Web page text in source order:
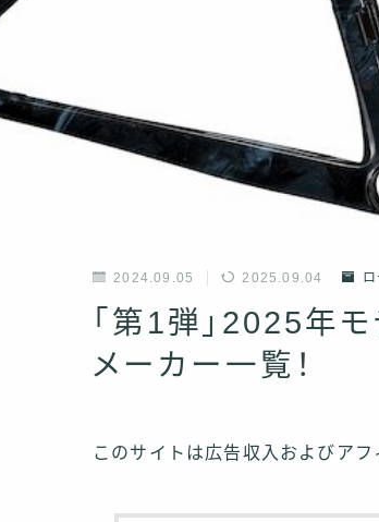
2024.09.05 2025.09.04
「第1弾」2025年
メーカー一覧！
このサイトは広告収入およびア